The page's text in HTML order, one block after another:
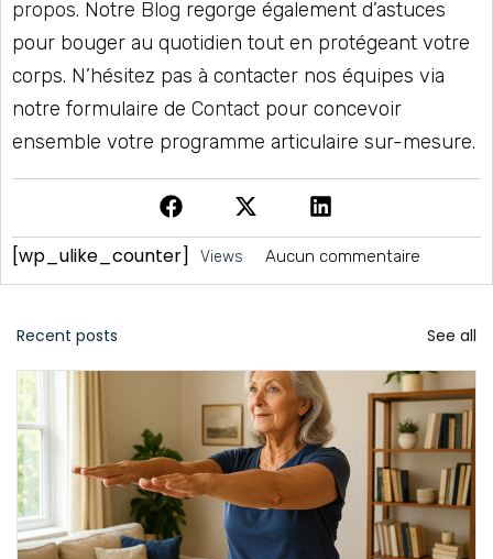
propos. Notre Blog regorge également d’astuces
pour bouger au quotidien tout en protégeant votre
corps. N’hésitez pas à contacter nos équipes via
notre formulaire de Contact pour concevoir
ensemble votre programme articulaire sur-mesure.
[wp_ulike_counter] Views Aucun commentaire
Recent posts See all